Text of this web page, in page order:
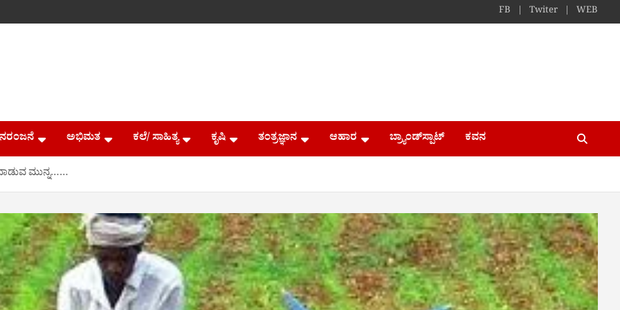
FB Twiter WEB
ಅಭಿಮತ ಕಲೆ/ ಸಾಹಿತ್ಯ ಕೃಷಿ ತಂತ್ರಜ್ಞಾನ ಆಹಾರ ಬ್ರ್ಯಾಂಡ್​ಸ್ಪಾಟ್ ಕವನ
ಮುನ್ನ……